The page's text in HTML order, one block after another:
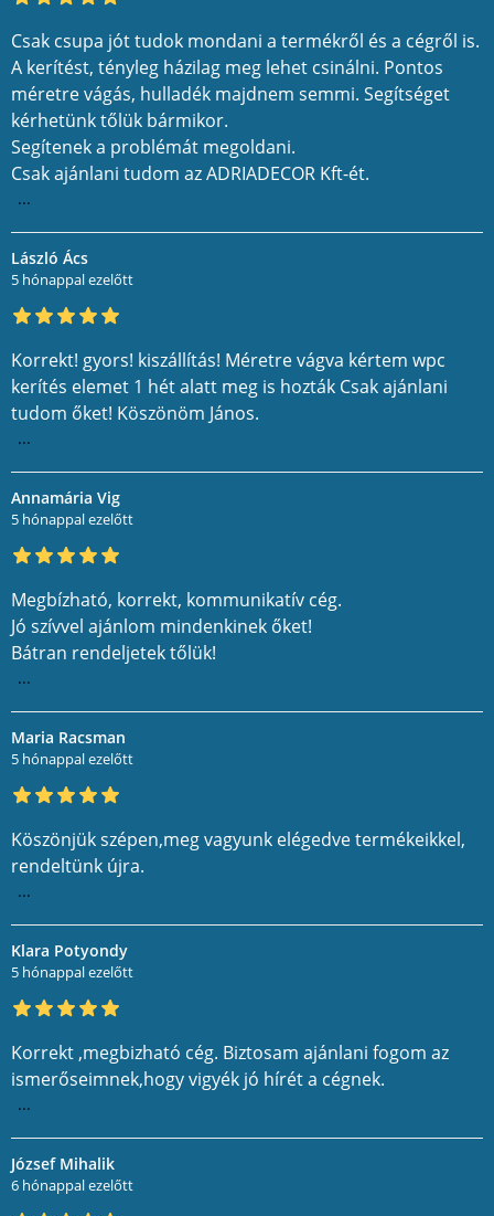
Csak csupa jót tudok mondani a termékről és a cégről is.
A kerítést, tényleg házilag meg lehet csinálni. Pontos
méretre vágás, hulladék majdnem semmi. Segítséget
kérhetünk tőlük bármikor.
Segítenek a problémát megoldani.
Csak ajánlani tudom az ADRIADECOR Kft-ét.
...
László Ács
5 hónappal ezelőtt
Korrekt! gyors! kiszállítás! Méretre vágva kértem wpc
kerítés elemet 1 hét alatt meg is hozták Csak ajánlani
tudom őket! Köszönöm János.
...
Annamária Vig
5 hónappal ezelőtt
Megbízható, korrekt, kommunikatív cég.
Jó szívvel ajánlom mindenkinek őket!
Bátran rendeljetek tőlük!
...
Maria Racsman
5 hónappal ezelőtt
Köszönjük szépen,meg vagyunk elégedve termékeikkel,
rendeltünk újra.
...
Klara Potyondy
5 hónappal ezelőtt
Korrekt ,megbizható cég. Biztosam ajánlani fogom az
ismerőseimnek,hogy vigyék jó hírét a cégnek.
...
József Mihalik
6 hónappal ezelőtt